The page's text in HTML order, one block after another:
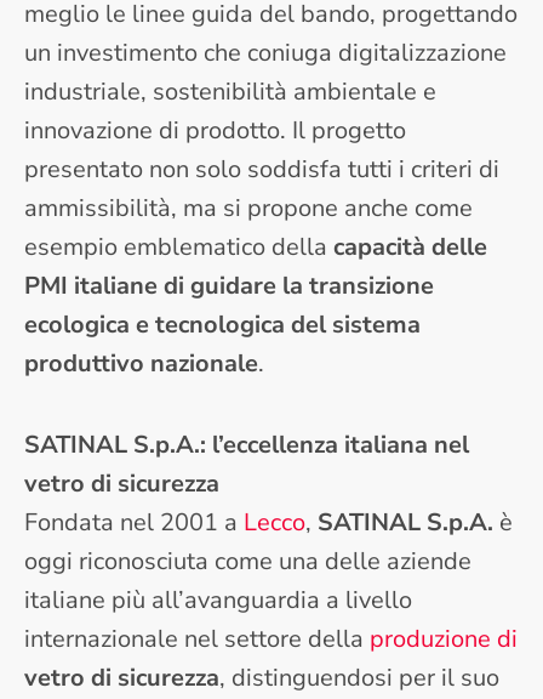
meglio le linee guida del bando, progettando
un investimento che coniuga digitalizzazione
industriale, sostenibilità ambientale e
innovazione di prodotto. Il progetto
presentato non solo soddisfa tutti i criteri di
ammissibilità, ma si propone anche come
esempio emblematico della capacità delle
PMI italiane di guidare la transizione
ecologica e tecnologica del sistema
produttivo nazionale.
SATINAL S.p.A.: l’eccellenza italiana nel
vetro di sicurezza
Fondata nel 2001 a Lecco, SATINAL S.p.A. è
oggi riconosciuta come una delle aziende
italiane più all’avanguardia a livello
internazionale nel settore della produzione di
vetro di sicurezza, distinguendosi per il suo